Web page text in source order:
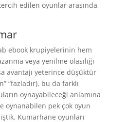
edilen oyunlar arasında
ebook krupiyelerinin hem
veya yenilme olasılığı
avantajı yeterince düşüktür
“fazladır), bu da farklı
oynayabileceği anlamına
oynanabilen pek çok oyun
Kumarhane oyunları